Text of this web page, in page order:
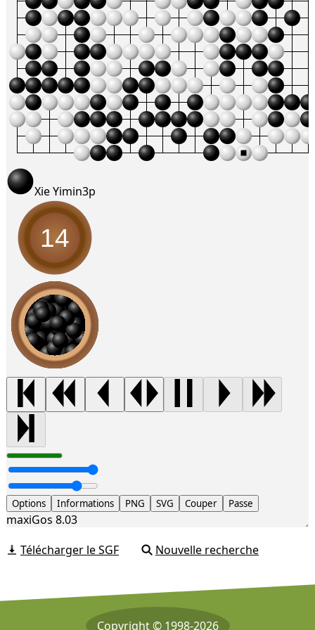
Xie Yimin3p
14
Options Informations PNG SVG Couper Passe
maxiGos 8.03
Télécharger le SGF
Nouvelle recherche
Copyright © 1998-2026